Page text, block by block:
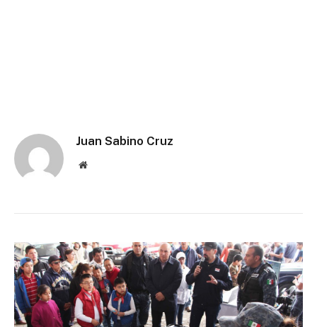
Juan Sabino Cruz
Website